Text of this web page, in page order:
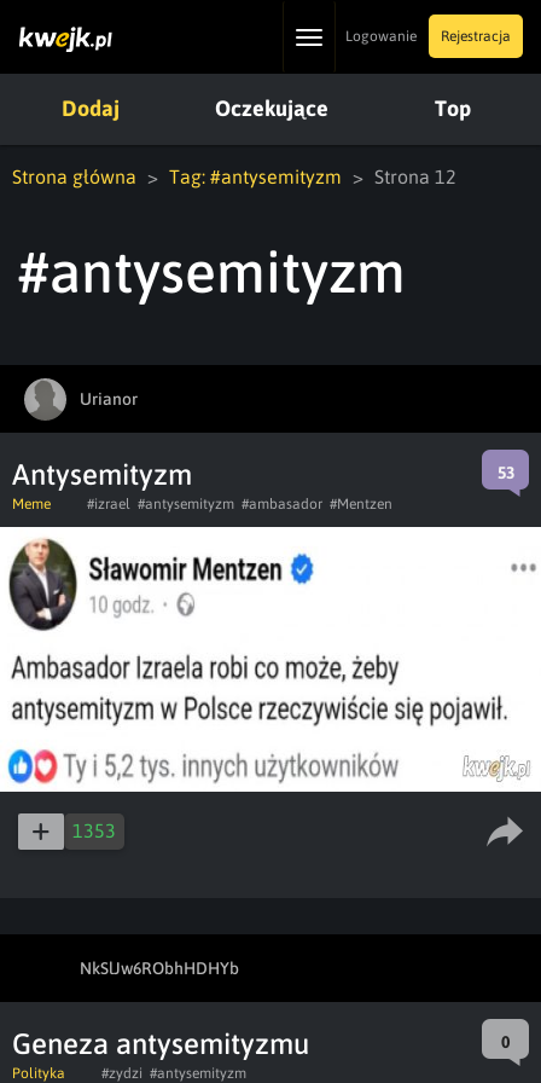
ToggleLogowanie Rejestracja
Dodaj Oczekujące Top
Strona główna Tag: #antysemityzm Strona 12
#antysemityzm
Urianor
Antysemityzm 53
Meme #izrael #antysemityzm #ambasador #Mentzen
1353
NkSlJw6RObhHDHYb
Geneza antysemityzmu 0
Polityka #zydzi #antysemityzm